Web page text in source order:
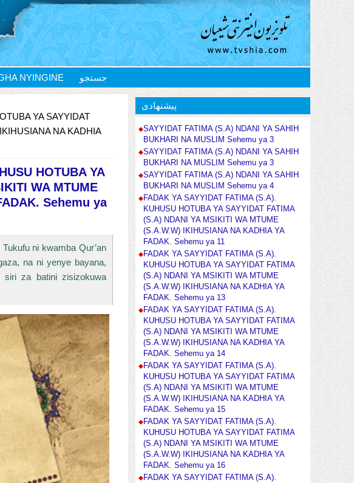
NYINGINE جستجو
YA SAYYIDAT
NA KADHIA
HOTUBA YA
WA MTUME
Sehemu ya
ni kwamba Qur’an
na ni yenye bayana,
siri za batini zisizokuwa
پیشنهادی
SAYYIDAT FATIMA (S.A) NDANI YA SAHIH
BUKHARI NA MUSLIM Sehemu ya 3
SAYYIDAT FATIMA (S.A) NDANI YA SAHIH
BUKHARI NA MUSLIM Sehemu ya 3
SAYYIDAT FATIMA (S.A) NDANI YA SAHIH
BUKHARI NA MUSLIM Sehemu ya 4
FADAK YA SAYYIDAT FATIMA (S.A).
KUHUSU HOTUBA YA SAYYIDAT FATIMA
(S.A) NDANI YA MSIKITI WA MTUME
(S.A.W.W) IKIHUSIANA NA KADHIA YA
FADAK. Sehemu ya 11
FADAK YA SAYYIDAT FATIMA (S.A).
KUHUSU HOTUBA YA SAYYIDAT FATIMA
(S.A) NDANI YA MSIKITI WA MTUME
(S.A.W.W) IKIHUSIANA NA KADHIA YA
FADAK. Sehemu ya 13
FADAK YA SAYYIDAT FATIMA (S.A).
KUHUSU HOTUBA YA SAYYIDAT FATIMA
(S.A) NDANI YA MSIKITI WA MTUME
(S.A.W.W) IKIHUSIANA NA KADHIA YA
FADAK. Sehemu ya 14
FADAK YA SAYYIDAT FATIMA (S.A).
KUHUSU HOTUBA YA SAYYIDAT FATIMA
(S.A) NDANI YA MSIKITI WA MTUME
(S.A.W.W) IKIHUSIANA NA KADHIA YA
FADAK. Sehemu ya 15
FADAK YA SAYYIDAT FATIMA (S.A).
KUHUSU HOTUBA YA SAYYIDAT FATIMA
(S.A) NDANI YA MSIKITI WA MTUME
(S.A.W.W) IKIHUSIANA NA KADHIA YA
FADAK. Sehemu ya 16
FADAK YA SAYYIDAT FATIMA (S.A).